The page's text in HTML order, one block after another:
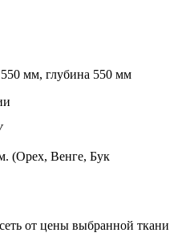
мм, глубина 550 мм
(Орех, Венге, Бук
от цены выбранной ткани